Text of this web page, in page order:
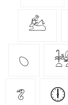
𓃕
𓆇
𓆂 🕕